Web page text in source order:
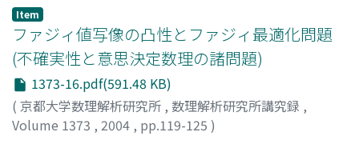
Yamada, Shigeru
Item
ファジィ値写像の凸性とファジィ最適化問題
(不確実性と意思決定数理の諸問題)
1373-16.pdf(591.48 KB)
( 京都大学数理解析研究所 , 数理解析研究所講究録 ,
Volume 1373 , 2004 , pp.119-125 )